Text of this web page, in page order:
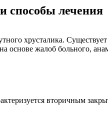
способы лечения
хрусталика.
основе жалоб больного,
вторичным